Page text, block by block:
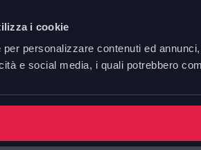
i cookie
personalizzare contenuti ed
e social media, i quali potrebbero